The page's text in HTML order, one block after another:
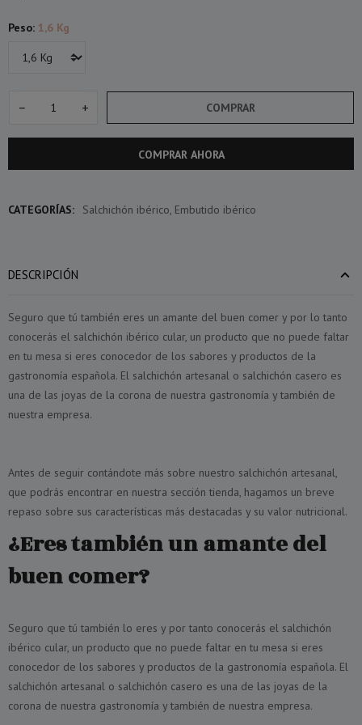
Peso: 1,6 Kg
− + COMPRAR
COMPRAR AHORA
CATEGORÍAS: Salchichón ibérico, Embutido ibérico
DESCRIPCIÓN
Seguro que tú también eres un amante del buen comer y por lo tanto
conocerás el salchichón ibérico cular, un producto que no puede faltar
en tu mesa si eres conocedor de los sabores y productos de la
gastronomía española. El salchichón artesanal o salchichón casero es
una de las joyas de la corona de nuestra gastronomía y también de
nuestra empresa.
Antes de seguir contándote más sobre nuestro salchichón artesanal,
que podrás encontrar en nuestra sección tienda, hagamos un breve
repaso sobre sus características más destacadas y su valor nutricional.
¿Eres también un amante del
buen comer?
Seguro que tú también lo eres y por tanto conocerás el salchichón
ibérico cular, un producto que no puede faltar en tu mesa si eres
conocedor de los sabores y productos de la gastronomía española. El
salchichón artesanal o salchichón casero es una de las joyas de la
corona de nuestra gastronomía y también de nuestra empresa.